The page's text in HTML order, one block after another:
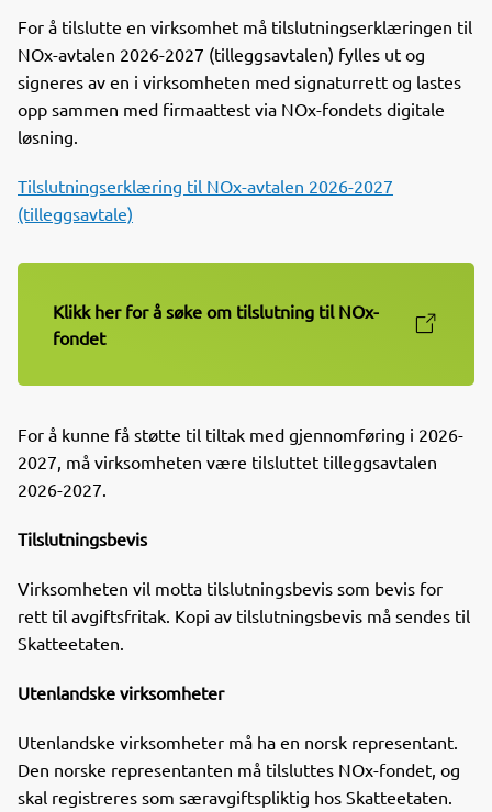
For å tilslutte en virksomhet må tilslutningserklæringen til
NOx-avtalen 2026-2027 (tilleggsavtalen) fylles ut og
signeres av en i virksomheten med signaturrett og lastes
opp sammen med firmaattest via NOx-fondets digitale
løsning.
Tilslutningserklæring til NOx-avtalen 2026-2027
(tilleggsavtale)
Klikk her for å søke om tilslutning til NOx-
fondet
For å kunne få støtte til tiltak med gjennomføring i 2026-
2027, må virksomheten være tilsluttet tilleggsavtalen
2026-2027.
Tilslutningsbevis
Virksomheten vil motta tilslutningsbevis som bevis for
rett til avgiftsfritak. Kopi av tilslutningsbevis må sendes til
Skatteetaten.
Utenlandske virksomheter
Utenlandske virksomheter må ha en norsk representant.
Den norske representanten må tilsluttes NOx-fondet, og
skal registreres som særavgiftspliktig hos Skatteetaten.